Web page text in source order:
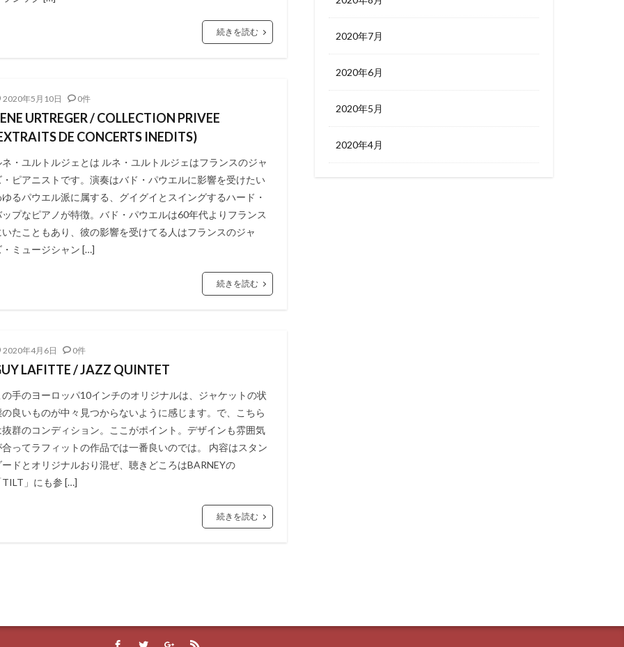
続きを読む
2020年5月10日 0件
URTREGER / COLLECTION PRIVEE
DE CONCERTS INEDITS)
ネ・ユルトルジェとは ルネ・ユルトルジェはフランスのジャ
・ピアニストです。演奏はバド・パウエルに影響を受けたい
ゆるパウエル派に属する、グイグイとスイングするハード・
ップなピアノが特徴。バド・パウエルは60年代よりフランス
いたこともあり、彼の影響を受けてる人はフランスのジャ
・ミュージシャン […]
続きを読む
2020年4月6日 0件
LAFITTE / JAZZ QUINTET
の手のヨーロッパ10インチのオリジナルは、ジャケットの状
の良いものが中々見つからないように感じます。で、こちら
抜群のコンディション。ここがポイント。デザインも雰囲気
合ってラフィットの作品では一番良いのでは。 内容はスタン
ードとオリジナルおり混ぜ、聴きどころはBARNEYの
TILT」にも参 […]
続きを読む
2020年7月
2020年6月
2020年5月
2020年4月